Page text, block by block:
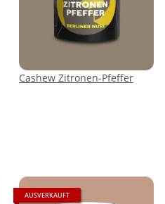
Cashew Zitronen-Pfeffer
AUSVERKAUFT